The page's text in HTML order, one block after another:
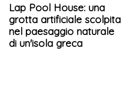
Lap Pool House: una
grotta artificiale scolpita
nel paesaggio naturale
di un'isola greca